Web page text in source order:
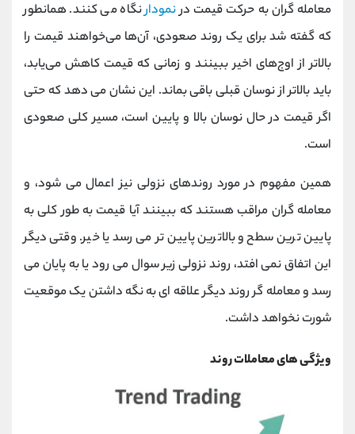
معامله گران به حرکت قیمت درنمودارنگاه می کنند. همانطور
که گفته شد برای یک روند صعودی، آن‌ها می‌خواهند قیمت را
بالاتر از اوج‌های اخیر ببینند و زمانی که قیمت کاهش می‌یابد،
باید بالاتر از نوسان قبلی باقی بماند. این نشان می دهد که حتی
اگر قیمت در حال نوسان بالا و پایین است، مسیر کلی صعودی
است.
همین مفهوم در مورد روندهای نزولی نیز اعمال می شود، و
معامله گران مراقب هستند که ببینند آیا قیمت به طور کلی به
پایین ترین سطح و بالاترین پایین تر می رسد یا خیر. وقتی دیگر
این اتفاق نمی افتد، روند نزولی زیر سوال می رود یا به پایان می
رسد و معامله گر روند دیگر علاقه ای به نگه داشتن یک موقعیت
شورت نخواهد داشت.
ویژگی های معاملات روند